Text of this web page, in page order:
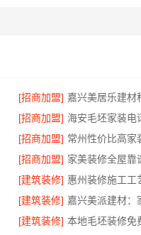
[招商加盟]
[招商加盟]
[招商加盟]
[招商加盟]
[建筑装修] 惠州装修施工工
[建筑装修]
[建筑装修]